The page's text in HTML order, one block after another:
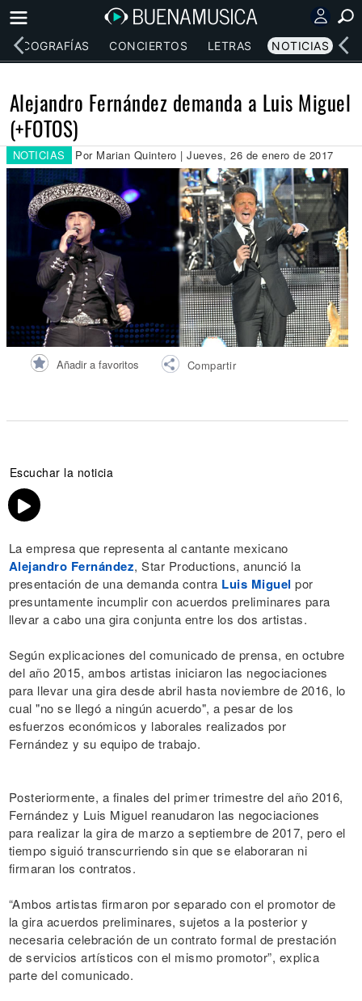
DISCOGRAFÍAS CONCIERTOS LETRAS NOTICIAS
Alejandro Fernández demanda a Luis Miguel
(+FOTOS)
NOTICIAS Por Marian Quintero | Jueves, 26 de enero de 2017
Añadir a favoritos Compartir
Escuchar la noticia
La empresa que representa al cantante mexicano
Alejandro Fernández, Star Productions, anunció la
presentación de una demanda contra Luis Miguel por
presuntamente incumplir con acuerdos preliminares para
llevar a cabo una gira conjunta entre los dos artistas.
Según explicaciones del comunicado de prensa, en octubre
del año 2015, ambos artistas iniciaron las negociaciones
para llevar una gira desde abril hasta noviembre de 2016, lo
cual "no se llegó a ningún acuerdo", a pesar de los
esfuerzos económicos y laborales realizados por
Fernández y su equipo de trabajo.
Posteriormente, a finales del primer trimestre del año 2016,
Fernández y Luis Miguel reanudaron las negociaciones
para realizar la gira de marzo a septiembre de 2017, pero el
tiempo siguió transcurriendo sin que se elaboraran ni
firmaran los contratos.
“Ambos artistas firmaron por separado con el promotor de
la gira acuerdos preliminares, sujetos a la posterior y
necesaria celebración de un contrato formal de prestación
de servicios artísticos con el mismo promotor”, explica
parte del comunicado.